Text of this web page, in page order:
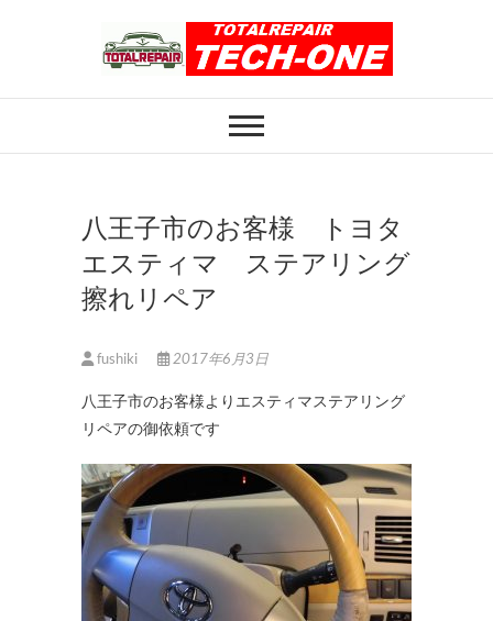
ホイール修理のト
ータルリペアテッ
クワン
八王子市のお客様 トヨタ
エスティマ ステアリング
擦れリペア
fushiki 2017年6月3日
八王子市のお客様よりエスティマステアリング
リペアの御依頼です